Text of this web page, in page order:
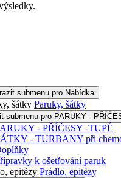
submenu pro Nabídka
Paruky, šátky
submenu pro PARUKY -
- PŘÍČESY -TUPÉ
- TURBANY při
k ošetřování paruk
Prádlo, epitézy